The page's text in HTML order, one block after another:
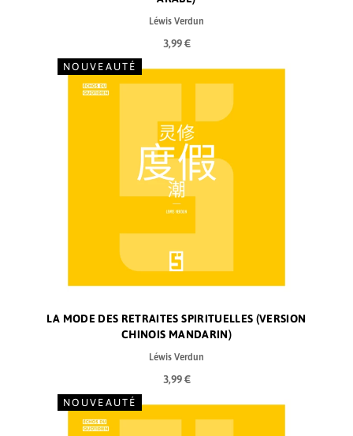
Léwis Verdun
3,99 €
NOUVEAUTÉ
LA MODE DES RETRAITES SPIRITUELLES (VERSION
CHINOIS MANDARIN)
Léwis Verdun
3,99 €
NOUVEAUTÉ